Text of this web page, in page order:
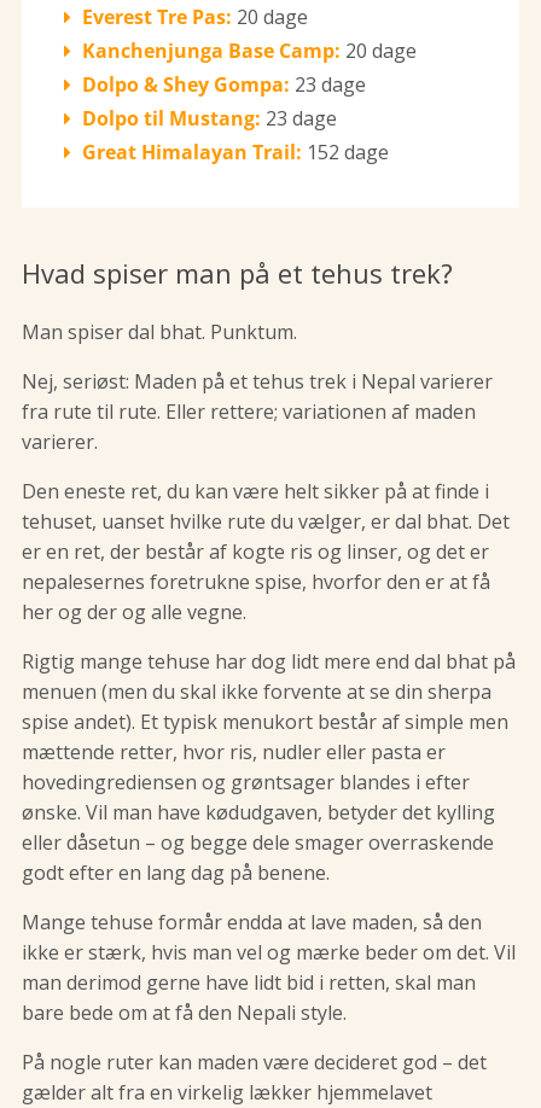
Everest Tre Pas: 20 dage
Kanchenjunga Base Camp: 20 dage
Dolpo & Shey Gompa: 23 dage
Dolpo til Mustang: 23 dage
Great Himalayan Trail: 152 dage
Hvad spiser man på et tehus trek?
Man spiser dal bhat. Punktum.
Nej, seriøst: Maden på et tehus trek i Nepal varierer
fra rute til rute. Eller rettere; variationen af maden
varierer.
Den eneste ret, du kan være helt sikker på at finde i
tehuset, uanset hvilke rute du vælger, er dal bhat. Det
er en ret, der består af kogte ris og linser, og det er
nepalesernes foretrukne spise, hvorfor den er at få
her og der og alle vegne.
Rigtig mange tehuse har dog lidt mere end dal bhat på
menuen (men du skal ikke forvente at se din sherpa
spise andet). Et typisk menukort består af simple men
mættende retter, hvor ris, nudler eller pasta er
hovedingrediensen og grøntsager blandes i efter
ønske. Vil man have kødudgaven, betyder det kylling
eller dåsetun – og begge dele smager overraskende
godt efter en lang dag på benene.
Mange tehuse formår endda at lave maden, så den
ikke er stærk, hvis man vel og mærke beder om det. Vil
man derimod gerne have lidt bid i retten, skal man
bare bede om at få den Nepali style.
På nogle ruter kan maden være decideret god – det
gælder alt fra en virkelig lækker hjemmelavet